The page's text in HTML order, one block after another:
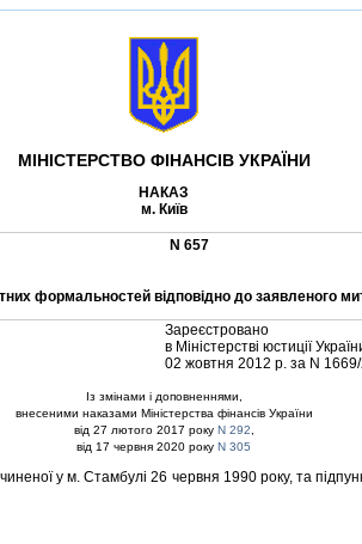
МIНIСТЕРСТВО ФIНАНСIВ УКРАЇНИ
НАКАЗ
м. Київ
N 657
формальностей вiдповiдно до заявленого
Зареєстровано
в Мiнiстерствi юстицiї
02 жовтня 2012 р. за N
Iз змiнами i доповненнями,
внесеними наказами Мiнiстерства фiнансiв України
вiд 27 лютого 2017 року N 292
вiд 17 червня 2020 року N 305
у м. Стамбулi 26 червня 1990 року, та